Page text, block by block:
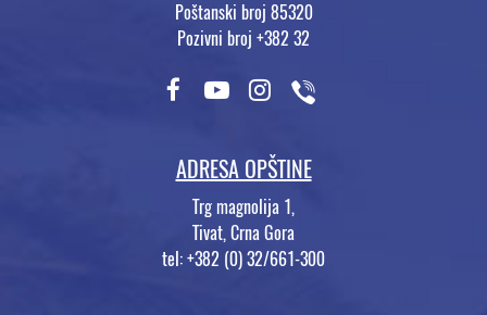
Poštanski broj 85320
Pozivni broj +382 32
ADRESA OPŠTINE
Trg magnolija 1,
Tivat, Crna Gora
tel: +382 (0) 32/661-300